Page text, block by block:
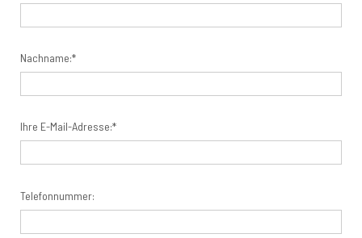
Nachname:*
Ihre E-Mail-Adresse:*
Telefonnummer: